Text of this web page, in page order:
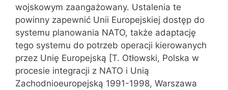
wojskowym zaangażowany. Ustalenia te
powinny zapewnić Unii Europejskiej dostęp do
systemu planowania NATO, także adaptację
tego systemu do potrzeb operacji kierowanych
przez Unię Europejską [T. Otłowski, Polska w
procesie integracji z NATO i Unią
Zachodnioeuropejską 1991-1998, Warszawa